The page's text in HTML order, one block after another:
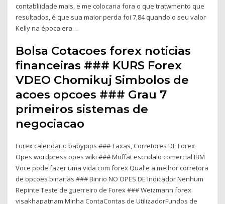
contabliidade mais, e me colocaria fora o que tratwmento que
resultados, é que sua maior perda foi 7,84 quando o seu valor
Kelly na época era…
Bolsa Cotacoes forex noticias
financeiras ### KURS Forex
VDEO Chomikuj Simbolos de
acoes opcoes ### Grau 7
primeiros sistemas de
negociacao
Forex calendario babypips ### Taxas, Corretores DE Forex
Opes wordpress opes wiki ### Moffat escndalo comercial IBM
Voce pode fazer uma vida com forex Qual e a melhor corretora
de opcoes binarias ### Binrio NO OPES DE Indicador Nenhum
Repinte Teste de guerreiro de Forex ### Weizmann forex
visakhapatnam Minha ContaContas de UtilizadorFundos de